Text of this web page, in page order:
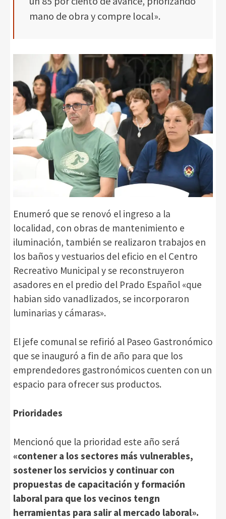
mano de obra y compre local».
Enumeró que se renovó el ingreso a la
localidad, con obras de mantenimiento e
iluminación, también se realizaron trabajos en
los baños y vestuarios del eficio en el Centro
Recreativo Municipal y se reconstruyeron
asadores en el predio del Prado Español «que
habian sido vanadlizados, se incorporaron
luminarias y cámaras».
El jefe comunal se refirió al Paseo Gastronómico
que se inauguró a fin de año para que los
emprendedores gastronómicos cuenten con un
espacio para ofrecer sus productos.
Prioridades
Mencionó que la prioridad este año será
«contener a los sectores más vulnerables,
sostener los servicios y continuar con
propuestas de capacitación y formación
laboral para que los vecinos tengn
herramientas para salir al mercado laboral».